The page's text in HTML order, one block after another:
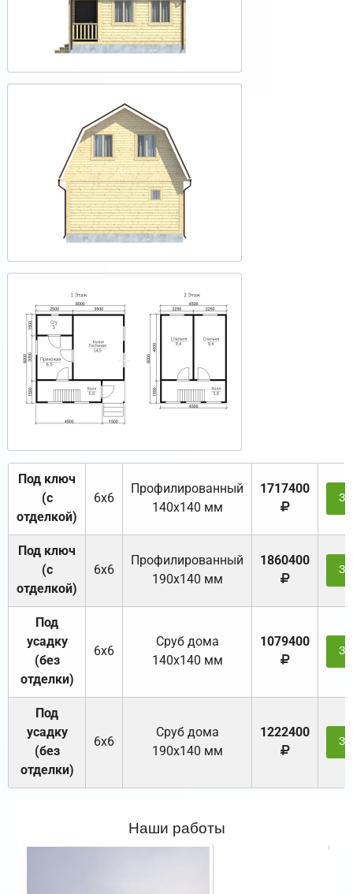
Под ключ
(с
отделкой)
6х6
Профилированный
140х140 мм
1717400
Под ключ
(с
отделкой)
6х6
Профилированный
190х140 мм
1860400
Под
усадку
(без
отделки)
6х6
Cруб дома
140х140 мм
1079400
Под
усадку
(без
отделки)
6х6
Cруб дома
190х140 мм
1222400
Наши работы